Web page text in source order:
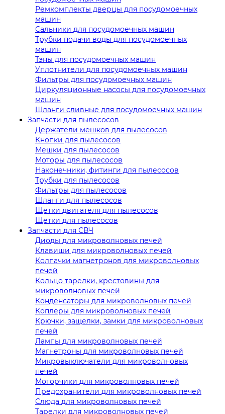
Ремкомплекты дверцы для посудомоечных
машин
Сальники для посудомоечных машин
Трубки подачи воды для посудомоечных
машин
Тэны для посудомоечных машин
Уплотнители для посудомоечных машин
Фильтры для посудомоечных машин
Циркуляционные насосы для посудомоечных
машин
Шланги сливные для посудомоечных машин
Запчасти для пылесосов
Держатели мешков для пылесосов
Кнопки для пылесосов
Мешки для пылесосов
Моторы для пылесосов
Наконечники, фитинги для пылесосов
Трубки для пылесосов
Фильтры для пылесосов
Шланги для пылесосов
Щетки двигателя для пылесосов
Щетки для пылесосов
Запчасти для СВЧ
Диоды для микроволновых печей
Клавиши для микроволновых печей
Колпачки магнетронов для микроволновых
печей
Кольцо тарелки, крестовины для
микроволновых печей
Конденсаторы для микроволновых печей
Коплеры для микроволновых печей
Крючки, защелки, замки для микроволновых
печей
Лампы для микроволновых печей
Магнетроны для микроволновых печей
Микровыключатели для микроволновых
печей
Моторчики для микроволновых печей
Предохранители для микроволновых печей
Слюда для микроволновых печей
Тарелки для микроволновых печей